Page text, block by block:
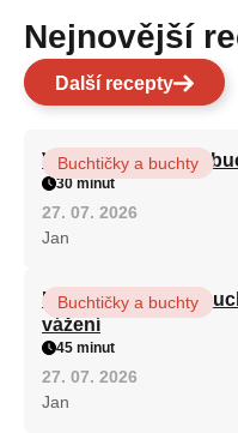
Nejnovější
Další recepty
Vláčná olejová litá
Buchtičky a buchty
30 minut
27. 07. 2026
Jan
Hrnková maková
vážení
Buchtičky a buchty
45 minut
27. 07. 2026
Jan